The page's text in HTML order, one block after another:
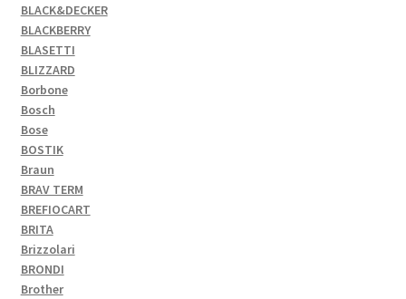
BLACK&DECKER
BLACKBERRY
BLASETTI
BLIZZARD
Borbone
Bosch
Bose
BOSTIK
Braun
BRAV TERM
BREFIOCART
BRITA
Brizzolari
BRONDI
Brother